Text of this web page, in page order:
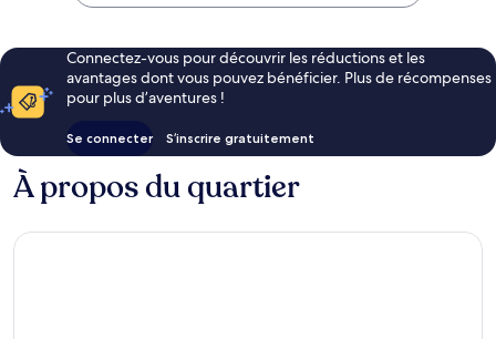
Connectez-vous pour découvrir les réductions et les
avantages dont vous pouvez bénéficier. Plus de récompenses
pour plus d’aventures !
Se connecter S’inscrire gratuitement
À propos du quartier